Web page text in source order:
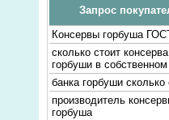
Запрос
Консервы горбуша
сколько стоит консерва
горбуши в собственном
банка горбуши сколько
производитель
горбуша